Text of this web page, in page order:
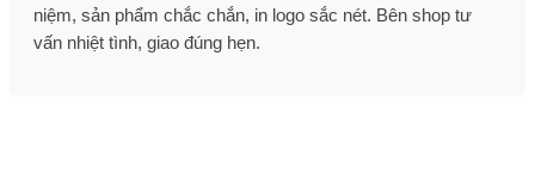
niệm, sản phẩm chắc chắn, in logo sắc nét. Bên shop tư
vấn nhiệt tình, giao đúng hẹn.